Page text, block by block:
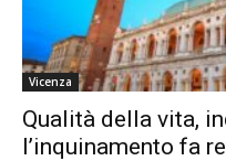
Vicenza
Qualità della vita,
l’inquinamento fa